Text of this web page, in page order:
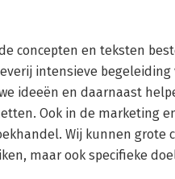
concepten en teksten
intensieve begeleiding
ideeën en daarnaast
Ook in de marketing
Wij kunnen grote
maar ook specifieke